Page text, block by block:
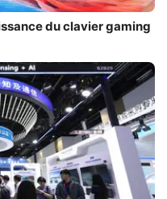
du clavier gaming